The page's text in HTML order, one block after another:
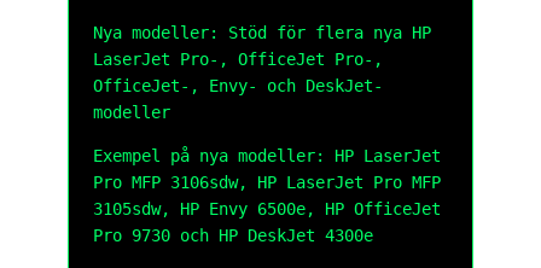
Nya modeller: Stöd för flera nya HP
LaserJet Pro-, OfficeJet Pro-,
OfficeJet-, Envy- och DeskJet-
modeller
Exempel på nya modeller: HP LaserJet
Pro MFP 3106sdw, HP LaserJet Pro MFP
3105sdw, HP Envy 6500e, HP OfficeJet
Pro 9730 och HP DeskJet 4300e